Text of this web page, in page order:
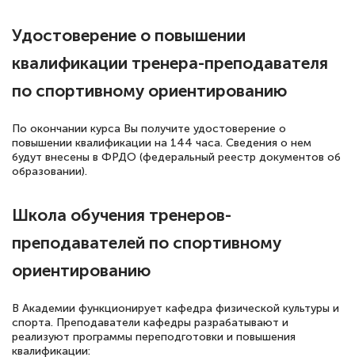
Удостоверение о повышении
квалификации тренера-преподавателя
по спортивному ориентированию
По окончании курса Вы получите удостоверение о
повышении квалификации на 144 часа. Сведения о нем
будут внесены в ФРДО (федеральный реестр документов об
образовании).
Школа обучения тренеров-
преподавателей по спортивному
ориентированию
В Академии функционирует кафедра физической культуры и
спорта. Преподаватели кафедры разрабатывают и
реализуют программы переподготовки и повышения
квалификации: